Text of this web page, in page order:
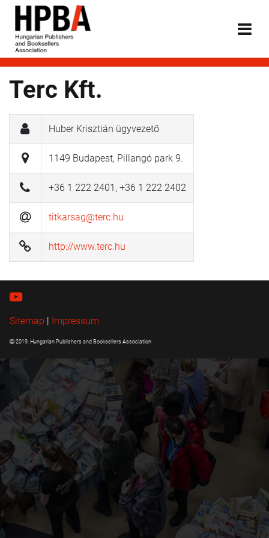
Terc Kft.
Huber Krisztián ügyvezető
1149 Budapest, Pillangó park 9.
+36 1 222 2401, +36 1 222 2402
titkarsag@terc.hu
http://www.terc.hu
Sitemap | Impressum
2019, Hungarian Publishers and Booksellers Association